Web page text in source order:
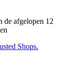
de afgelopen 12
Shops.